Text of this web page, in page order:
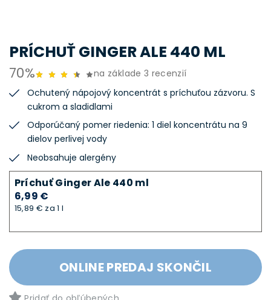
PRÍCHUŤ GINGER ALE 440 ML
70%
na základe 3 recenzií
Ochutený nápojový koncentrát s príchuťou zázvoru. S
cukrom a sladidlami
Odporúčaný pomer riedenia: 1 diel koncentrátu na 9
dielov perlivej vody
Neobsahuje alergény
Príchuť Ginger Ale 440 ml
6,99 €
15,89 € za 1 l
ONLINE PREDAJ SKONČIL